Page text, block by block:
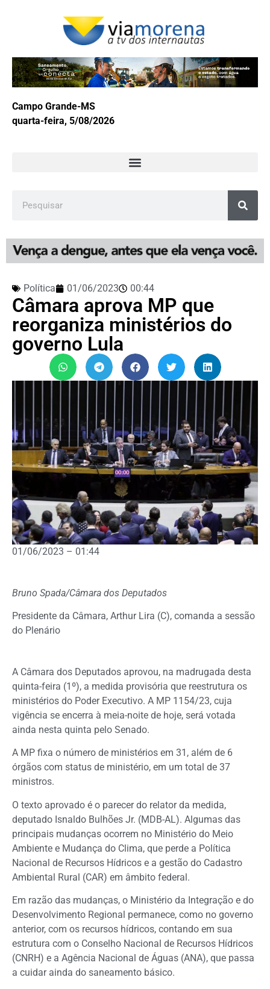
Campo Grande-MS
quarta-feira, 5/08/2026
Política 01/06/2023 00:44
Câmara aprova MP que
reorganiza ministérios do
governo Lula
01/06/2023 – 01:44
Bruno Spada/Câmara dos Deputados
Presidente da Câmara, Arthur Lira (C), comanda a sessão
do Plenário
A Câmara dos Deputados aprovou, na madrugada desta
quinta-feira (1º), a medida provisória que reestrutura os
ministérios do Poder Executivo. A MP 1154/23, cuja
vigência se encerra à meia-noite de hoje, será votada
ainda nesta quinta pelo Senado.
A MP fixa o número de ministérios em 31, além de 6
órgãos com status de ministério, em um total de 37
ministros.
O texto aprovado é o parecer do relator da medida,
deputado Isnaldo Bulhões Jr. (MDB-AL). Algumas das
principais mudanças ocorrem no Ministério do Meio
Ambiente e Mudança do Clima, que perde a Política
Nacional de Recursos Hídricos e a gestão do Cadastro
Ambiental Rural (CAR) em âmbito federal.
Em razão das mudanças, o Ministério da Integração e do
Desenvolvimento Regional permanece, como no governo
anterior, com os recursos hídricos, contando em sua
estrutura com o Conselho Nacional de Recursos Hídricos
(CNRH) e a Agência Nacional de Águas (ANA), que passa
a cuidar ainda do saneamento básico.